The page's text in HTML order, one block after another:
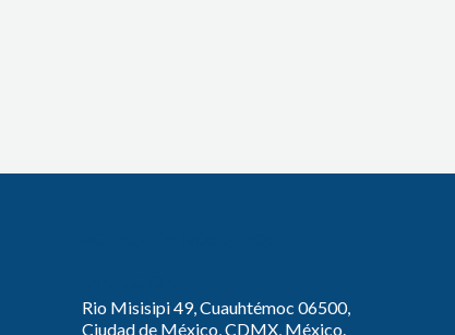
Rio Misisipi 49, Cuauhtémoc 06500,
Ciudad de México, CDMX, México.